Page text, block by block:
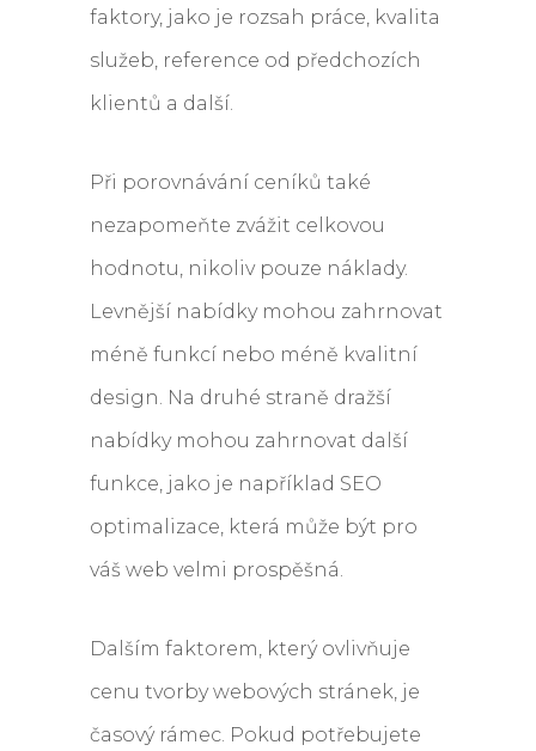
faktory, jako je rozsah práce, kvalita
služeb, reference od předchozích
klientů a další.
Při porovnávání ceníků také
nezapomeňte zvážit celkovou
hodnotu, nikoliv pouze náklady.
Levnější nabídky mohou zahrnovat
méně funkcí nebo méně kvalitní
design. Na druhé straně dražší
nabídky mohou zahrnovat další
funkce, jako je například SEO
optimalizace, která může být pro
váš web velmi prospěšná.
Dalším faktorem, který ovlivňuje
cenu tvorby webových stránek, je
časový rámec. Pokud potřebujete